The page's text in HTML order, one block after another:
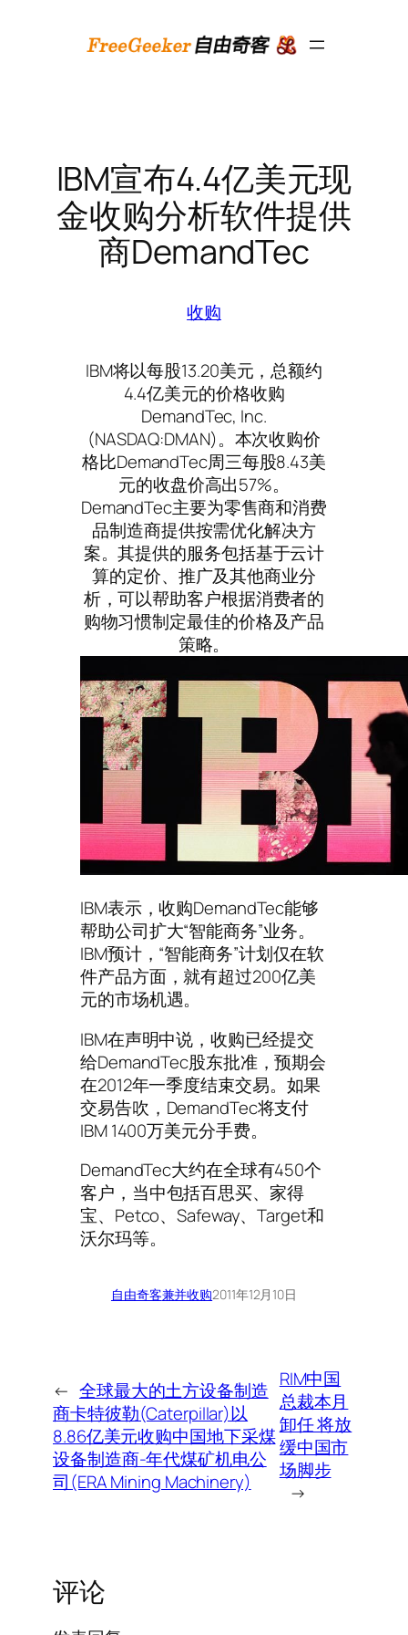
IBM宣布4.4亿美元现
金收购分析软件提供
商DemandTec
收购
IBM将以每股13.20美元，总额约
4.4亿美元的价格收购
DemandTec, Inc.
(NASDAQ:DMAN)。本次收购价
格比DemandTec周三每股8.43美
元的收盘价高出57%。
DemandTec主要为零售商和消费
品制造商提供按需优化解决方
案。其提供的服务包括基于云计
算的定价、推广及其他商业分
析，可以帮助客户根据消费者的
购物习惯制定最佳的价格及产品
策略。
IBM表示，收购DemandTec能够
帮助公司扩大“智能商务”业务。
IBM预计，“智能商务”计划仅在软
件产品方面，就有超过200亿美
元的市场机遇。
IBM在声明中说，收购已经提交
给DemandTec股东批准，预期会
在2012年一季度结束交易。如果
交易告吹，DemandTec将支付
IBM 1400万美元分手费。
DemandTec大约在全球有450个
客户，当中包括百思买、家得
宝、Petco、Safeway、Target和
沃尔玛等。
自由奇客兼并收购2011年12月10日
← 全球最大的土方设备制造
商卡特彼勒(Caterpillar)以
8.86亿美元收购中国地下采煤
设备制造商-年代煤矿机电公
司(ERA Mining Machinery)
RIM中国
总裁本月
卸任 将放
缓中国市
场脚步
→
评论